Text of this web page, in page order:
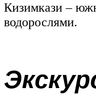
Кизимкази –
водорослями.